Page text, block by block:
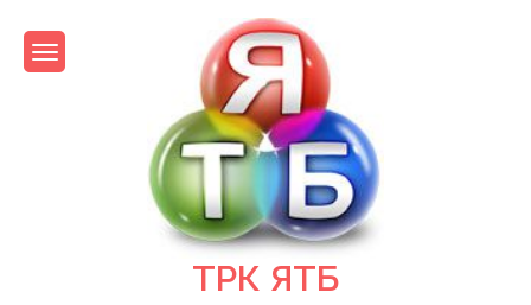
content
ТРК ЯТБ